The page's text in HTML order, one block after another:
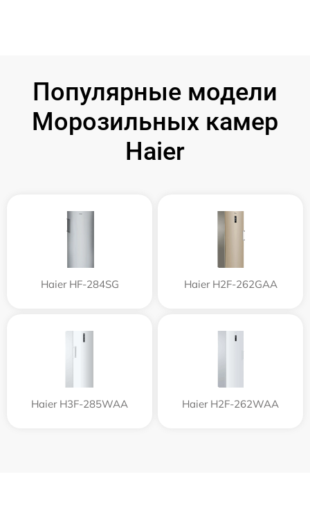
Популярные модели
Морозильных камер
Haier
Haier HF-284SG Haier H2F-262GAA
Haier H3F-285WAA Haier H2F-262WAA